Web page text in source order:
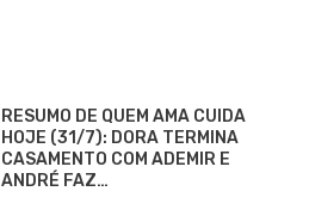
RESUMO DE QUEM AMA CUIDA
HOJE (31/7): DORA TERMINA
CASAMENTO COM ADEMIR E
ANDRÉ FAZ…